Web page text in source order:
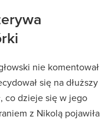
nie komentował
się na dłuższy
co dzieje się w jego
z Nikolą pojawiła